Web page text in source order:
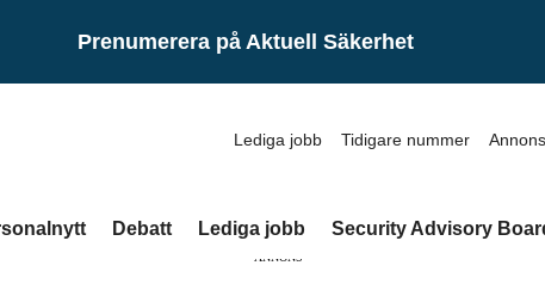
Prenumerera på Aktuell Säkerhet
Lediga jobb Tidigare nummer
Debatt Lediga jobb Security Advisory
ANNONS